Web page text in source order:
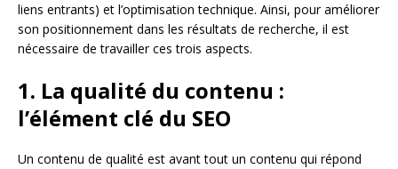
liens entrants) et l’optimisation technique. Ainsi, pour améliorer
son positionnement dans les résultats de recherche, il est
nécessaire de travailler ces trois aspects.
1. La qualité du contenu :
l’élément clé du SEO
Un contenu de qualité est avant tout un contenu qui répond